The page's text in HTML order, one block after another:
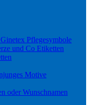
Pflegesymbole
und Co Etiketten
Motive
oder Wunschnamen